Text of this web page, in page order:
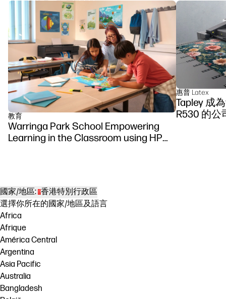
教育
Warringa Park School Empowering
Learning in the Classroom using HP
惠普 Latex
Tapley 成
R530 的公
國家/地區: 香港特別行政區
選擇你所在的國家/地區及語言
Africa
Afrique
América Central
Argentina
Asia Pacific
Australia
Bangladesh